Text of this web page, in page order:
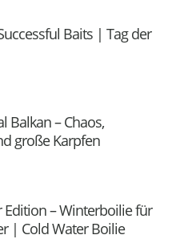
Baits | Tag der
Balkan – Chaos,
große Karpfen
Edition – Winterboilie für
| Cold Water Boilie